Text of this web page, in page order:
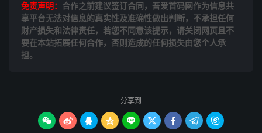
免责声明： 合作之前建议签订合同，吾爱首码网作为信息共
享平台无法对信息的真实性及准确性做出判断，不承担任何
财产损失和法律责任，若您不同意该提示，请关闭网页且不
要在本站拓展任何合作，否则造成的任何损失由您个人承
担。
分享到
        